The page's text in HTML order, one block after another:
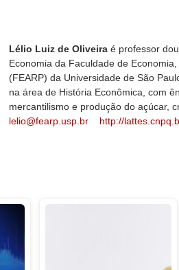
Lélio Luiz de Oliveira é professor
Economia da Faculdade de
(FEARP) da Universidade de São
na área de História Econômica, com
mercantilismo e produção do açúcar,
lelio@fearp.usp.br
http://